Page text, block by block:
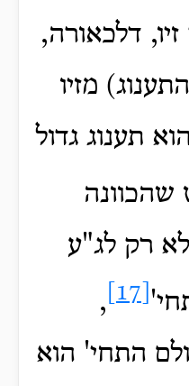
דלכאורה,
מזיו
תענוג גדול
שהכוונה
רק לג"ע
,
התחי' הוא